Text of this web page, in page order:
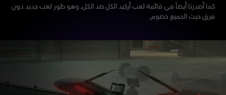
كما أصدرنا أيضاً في قائمة لعب أركيد الكل ضد الكل، وهو طور لعب جديد دون
فرق حيث الجميع خصوم.